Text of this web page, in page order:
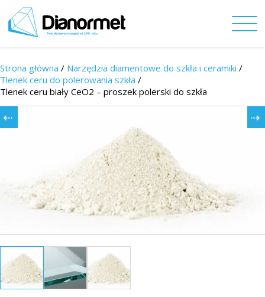
Strona główna / Narzędzia diamentowe do szkła i ceramiki /
Tlenek ceru do polerowania szkła /
Tlenek ceru biały CeO2 – proszek polerski do szkła